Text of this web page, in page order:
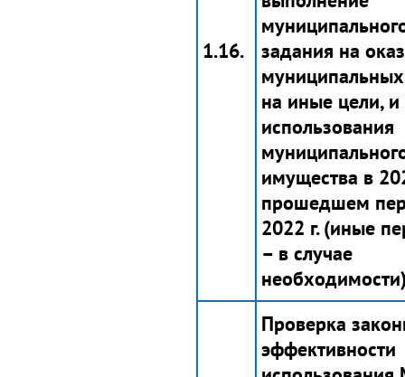
1.16.
задания на
муниципальных
на иные цели, и
использования
имущества в
прошедшем
2022 г. (иные
– в случае
Проверка
эффективности